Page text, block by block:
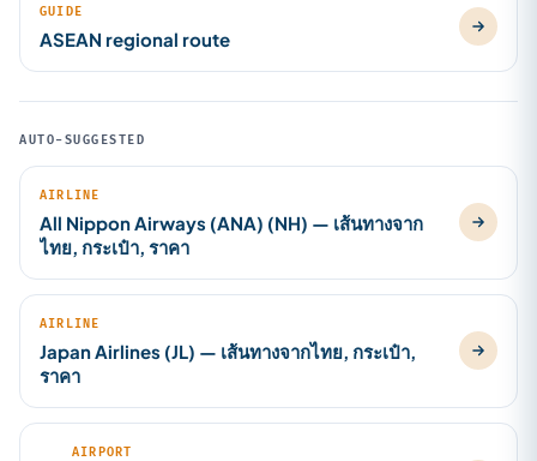
GUIDE
ASEAN regional route
AUTO-SUGGESTED
AIRLINE
All Nippon Airways (ANA) (NH) — เส้นทางจาก
ไทย, กระเป๋า, ราคา
AIRLINE
Japan Airlines (JL) — เส้นทางจากไทย, กระเป๋า,
ราคา
AIRPORT